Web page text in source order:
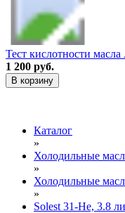
Тест кислотности
1 200 руб.
В корзину
Каталог
»
Холодильные
»
Холодильные
»
Solest 31-He, 3.8